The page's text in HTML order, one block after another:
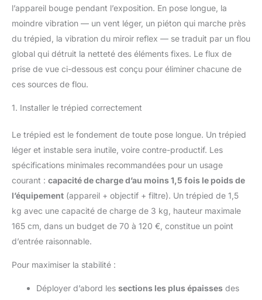
l’appareil bouge pendant l’exposition. En pose longue, la
moindre vibration — un vent léger, un piéton qui marche près
du trépied, la vibration du miroir reflex — se traduit par un flou
global qui détruit la netteté des éléments fixes. Le flux de
prise de vue ci-dessous est conçu pour éliminer chacune de
ces sources de flou.
1. Installer le trépied correctement
Le trépied est le fondement de toute pose longue. Un trépied
léger et instable sera inutile, voire contre-productif. Les
spécifications minimales recommandées pour un usage
courant : capacité de charge d’au moins 1,5 fois le poids de
l’équipement (appareil + objectif + filtre). Un trépied de 1,5
kg avec une capacité de charge de 3 kg, hauteur maximale
165 cm, dans un budget de 70 à 120 €, constitue un point
d’entrée raisonnable.
Pour maximiser la stabilité :
Déployer d’abord les sections les plus épaisses des